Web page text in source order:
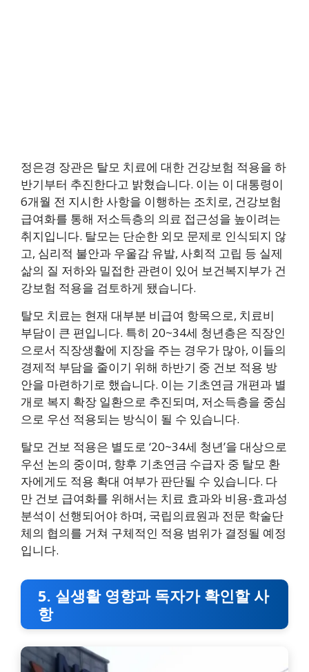
정은경 장관은 탈모 치료에 대한 건강보험 적용을 하
반기부터 추진한다고 밝혔습니다. 이는 이 대통령이
6개월 전 지시한 사항을 이행하는 조치로, 건강보험
급여화를 통해 저소득층의 의료 접근성을 높이려는
취지입니다. 탈모는 단순한 외모 문제로 인식되지 않
고, 심리적 불안과 우울감 유발, 사회적 고립 등 실제
삶의 질 저하와 밀접한 관련이 있어 보건복지부가 건
강보험 적용을 검토하게 됐습니다.
탈모 치료는 현재 대부분 비급여 항목으로, 치료비
부담이 큰 편입니다. 특히 20~34세 청년층은 직장인
으로서 직장생활에 지장을 주는 경우가 많아, 이들의
경제적 부담을 줄이기 위해 하반기 중 건보 적용 방
안을 마련하기로 했습니다. 이는 기초연금 개편과 별
개로 복지 확장 일환으로 추진되며, 저소득층을 중심
으로 우선 적용되는 방식이 될 수 있습니다.
탈모 건보 적용은 별도로 ‘20~34세 청년’을 대상으로
우선 논의 중이며, 향후 기초연금 수급자 중 탈모 환
자에게도 적용 확대 여부가 판단될 수 있습니다. 다
만 건보 급여화를 위해서는 치료 효과와 비용-효과성
분석이 선행되어야 하며, 국립의료원과 전문 학술단
체의 협의를 거쳐 구체적인 적용 범위가 결정될 예정
입니다.
5. 실생활 영향과 독자가 확인할 사
항